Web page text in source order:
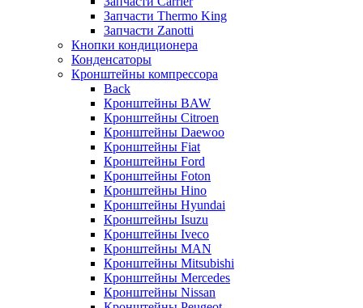
Запчасти Thermo King
Запчасти Zanotti
Кнопки кондиционера
Конденсаторы
Кронштейны компрессора
Back
Кронштейны BAW
Кронштейны Citroen
Кронштейны Daewoo
Кронштейны Fiat
Кронштейны Ford
Кронштейны Foton
Кронштейны Hino
Кронштейны Hyundai
Кронштейны Isuzu
Кронштейны Iveco
Кронштейны MAN
Кронштейны Mitsubishi
Кронштейны Mеrcedes
Кронштейны Nissan